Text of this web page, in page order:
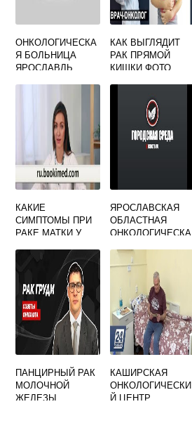
ОНКОЛОГИЧЕСКА
Я БОЛЬНИЦА
ЯРОСЛАВЛЬ
КАК ВЫГЛЯДИТ
РАК ПРЯМОЙ
КИШКИ ФОТО
КАКИЕ
СИМПТОМЫ ПРИ
РАКЕ МАТКИ У
ЯРОСЛАВСКАЯ
ОБЛАСТНАЯ
ОНКОЛОГИЧЕСКА
ПАНЦИРНЫЙ РАК
МОЛОЧНОЙ
ЖЕЛЕЗЫ
КАШИРСКАЯ
ОНКОЛОГИЧЕСКИ
Й ЦЕНТР